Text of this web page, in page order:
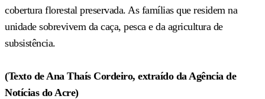
cobertura florestal preservada. As famílias que residem na
unidade sobrevivem da caça, pesca e da agricultura de
subsistência.
(Texto de Ana Thaís Cordeiro, extraído da Agência de
Notícias do Acre)